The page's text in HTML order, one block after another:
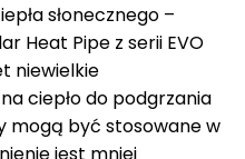
słonecznego –
Heat Pipe z serii EVO
niewielkie
ciepło do podgrzania
mogą być stosowane w
jest mniej